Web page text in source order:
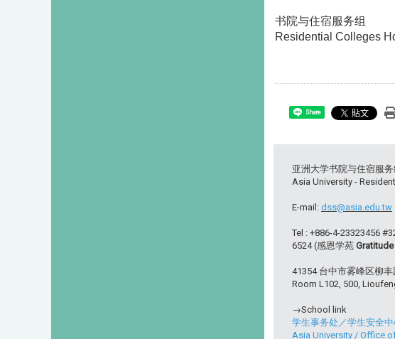
书院与住宿服务组
Residential Colleges
Share
亚洲大学书院与住宿服务
Asia University -
E-mail:dss@asia.edu.tw
Tel : +886-4-23323456
6524 (感恩学苑
41354 台中市雾峰区柳
Room L102, 500,
→School link
学生事务处 ／学生安全
Asia University /Office